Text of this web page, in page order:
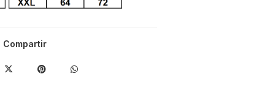
Compartir